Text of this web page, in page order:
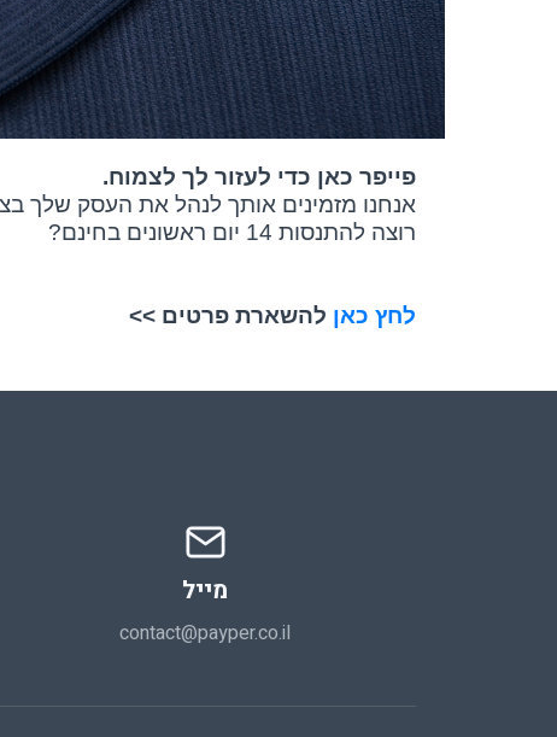
פייפר כאן כדי לעזור לך לצמוח.
אנחנו מזמינים אותך לנהל את העסק שלך
רוצה להתנסות 14 יום ראשונים בחינם?
לחץ כאן להשארת פרטים >>
מייל
contact@payper.co.il